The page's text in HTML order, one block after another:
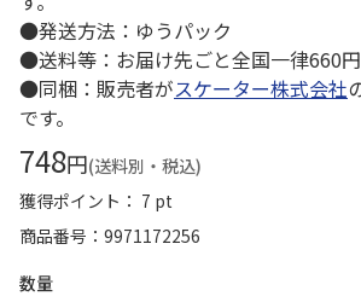
●発送方法：ゆうパック
●送料等：お届け先ごと全国一律660
●同梱：販売者がスケーター株式会社
です。
748円(送料別・税込)
獲得ポイント： 7 pt
商品番号
9971172256
数量